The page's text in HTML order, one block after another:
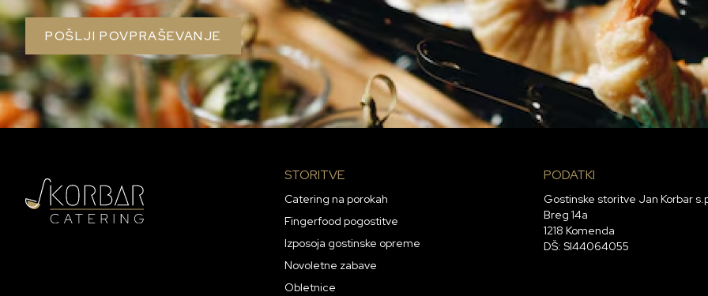
POŠLJI POVPRAŠEVANJE
STORITVE
Catering na porokah
Fingerfood pogostitve
Izposoja gostinske opreme
Novoletne zabave
Obletnice
PODATKI
Gostinske storitve Jan Korbar
Breg 14a
1218 Komenda
DŠ: SI44064055